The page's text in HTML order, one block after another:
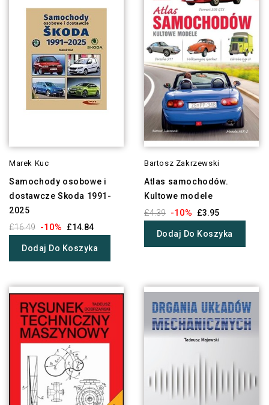
Marek Kuc
Samochody osobowe i
dostawcze Skoda 1991-
2025
£16.49 -10% £14.84
Dodaj Do Koszyka
Bartosz Zakrzewski
Atlas samochodów.
Kultowe modele
£4.39 -10% £3.95
Dodaj Do Koszyka